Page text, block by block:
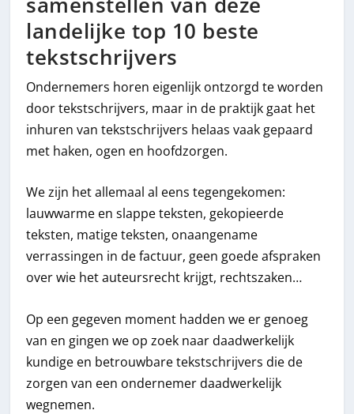
landelijke top 10 beste
tekstschrijvers
Ondernemers horen eigenlijk ontzorgd te worden
door tekstschrijvers, maar in de praktijk gaat het
inhuren van tekstschrijvers helaas vaak gepaard
met haken, ogen en hoofdzorgen.
We zijn het allemaal al eens tegengekomen:
lauwwarme en slappe teksten, gekopieerde
teksten, matige teksten, onaangename
verrassingen in de factuur, geen goede afspraken
over wie het auteursrecht krijgt, rechtszaken…
Op een gegeven moment hadden we er genoeg
van en gingen we op zoek naar daadwerkelijk
kundige en betrouwbare tekstschrijvers die de
zorgen van een ondernemer daadwerkelijk
wegnemen.